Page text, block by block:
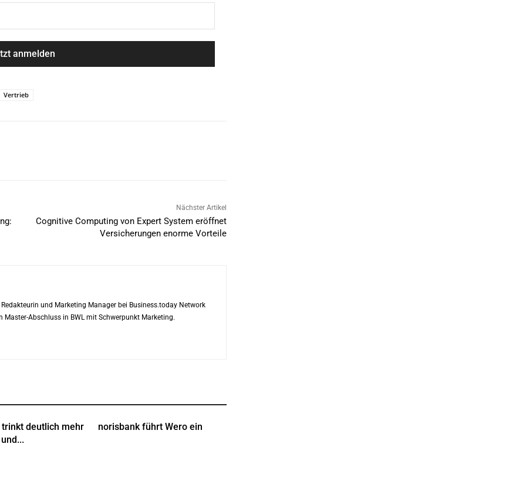
Vertrieb
Nächster Artikel
Cognitive Computing von Expert System eröffnet
Versicherungen enorme Vorteile
und Marketing Manager bei Business.today Network
Master-Abschluss in BWL mit Schwerpunkt Marketing.
trinkt deutlich mehr
norisbank führt Wero ein